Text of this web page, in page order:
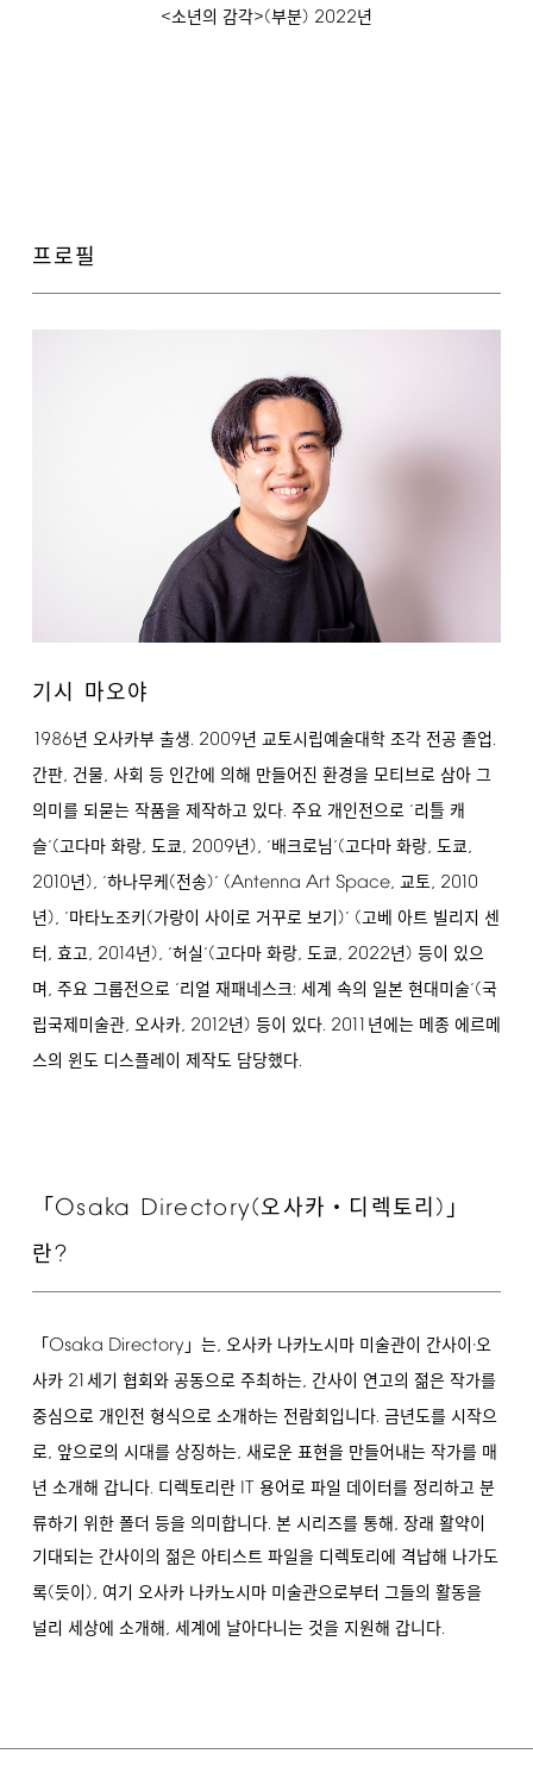
<소년의 감각>(부분) 2022년
프로필
기시 마오야
1986년 오사카부 출생. 2009년 교토시립예술대학 조각 전공 졸업.
간판, 건물, 사회 등 인간에 의해 만들어진 환경을 모티브로 삼아 그
의미를 되묻는 작품을 제작하고 있다. 주요 개인전으로 ‘리틀 캐
슬’(고다마 화랑, 도쿄, 2009년), ‘배크로님’(고다마 화랑, 도쿄,
2010년), ‘하나무케 (전송)’ (Antenna Art Space, 교토, 2010
년), ‘마타노조키 (가랑이 사이로 거꾸로 보기 )’ (고베 아트 빌리지 센
터 , 효고, 2014년), ‘허실’(고다마 화랑, 도쿄, 2022년) 등이 있으
며 , 주요 그룹전으로 ‘리얼 재패네스크: 세계 속의 일본 현대미술’(국
립국제미술관, 오사카, 2012년) 등이 있다. 2011 년에는 메종 에르메
스의 윈도 디스플레이 제작도 담당했다.
「 Osaka Directory(오사카・디렉토리 )」
란?
「Osaka Directory」는, 오사카 나카노시마 미술관이 간사이·오
사카 21세기 협회와 공동으로 주최하는, 간사이 연고의 젊은 작가를
중심으로 개인전 형식으로 소개하는 전람회입니다. 금년도를 시작으
로, 앞으로의 시대를 상징하는, 새로운 표현을 만들어내는 작가를 매
년 소개해 갑니다. 디렉토리란 IT용어로 파일 데이터를 정리하고 분
류하기 위한 폴더 등을 의미합니다. 본 시리즈를 통해, 장래 활약이
기대되는 간사이의 젊은 아티스트 파일을 디렉토리에 격납해 나가도
록(듯이 ), 여기 오사카 나카노시마 미술관으로부터 그들의 활동을
널리 세상에 소개해, 세계에 날아다니는 것을 지원해 갑니다.